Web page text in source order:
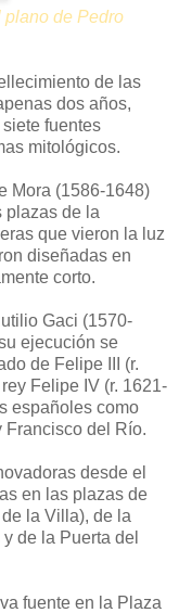
plano de Pedro
de las
dos años,
fuentes
mitológicos.
Mora (1586-1648)
plazas de la
que vieron la luz
diseñadas en
corto.
Gaci (1570-
ejecución se
de Felipe III (r.
Felipe IV (r. 1621-
españoles como
Francisco del Río.
desde el
en las plazas de
la Villa), de la
de la Puerta del
fuente en la Plaza